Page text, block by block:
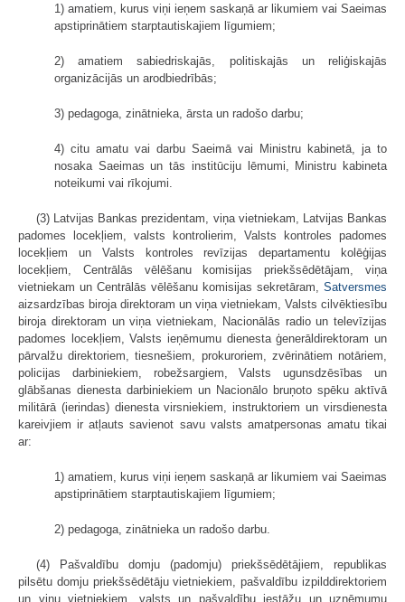
1) amatiem, kurus viņi ieņem saskaņā ar likumiem vai Saeimas
apstiprinātiem starptautiskajiem līgumiem;
2) amatiem sabiedriskajās, politiskajās un reliģiskajās
organizācijās un arodbiedrībās;
3) pedagoga, zinātnieka, ārsta un radošo darbu;
4) citu amatu vai darbu Saeimā vai Ministru kabinetā, ja to
nosaka Saeimas un tās institūciju lēmumi, Ministru kabineta
noteikumi vai rīkojumi.
(3) Latvijas Bankas prezidentam, viņa vietniekam, Latvijas Bankas
padomes locekļiem, valsts kontrolierim, Valsts kontroles padomes
locekļiem un Valsts kontroles revīzijas departamentu kolēģijas
locekļiem, Centrālās vēlēšanu komisijas priekšsēdētājam, viņa
vietniekam un Centrālās vēlēšanu komisijas sekretāram, Satversmes
aizsardzības biroja direktoram un viņa vietniekam, Valsts cilvēktiesību
biroja direktoram un viņa vietniekam, Nacionālās radio un televīzijas
padomes locekļiem, Valsts ieņēmumu dienesta ģenerāldirektoram un
pārvalžu direktoriem, tiesnešiem, prokuroriem, zvērinātiem notāriem,
policijas darbiniekiem, robežsargiem, Valsts ugunsdzēsības un
glābšanas dienesta darbiniekiem un Nacionālo bruņoto spēku aktīvā
militārā (ierindas) dienesta virsniekiem, instruktoriem un virsdienesta
kareivjiem ir atļauts savienot savu valsts amatpersonas amatu tikai
ar:
1) amatiem, kurus viņi ieņem saskaņā ar likumiem vai Saeimas
apstiprinātiem starptautiskajiem līgumiem;
2) pedagoga, zinātnieka un radošo darbu.
(4) Pašvaldību domju (padomju) priekšsēdētājiem, republikas
pilsētu domju priekšsēdētāju vietniekiem, pašvaldību izpilddirektoriem
un viņu vietniekiem, valsts un pašvaldību iestāžu un uzņēmumu